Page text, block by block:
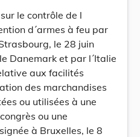
le contrôle de l
d´armes à feu par
le 28 juin
Danemark et par l´Italie
aux facilités
des marchandises
ou utilisées à une
ou une
à Bruxelles, le 8